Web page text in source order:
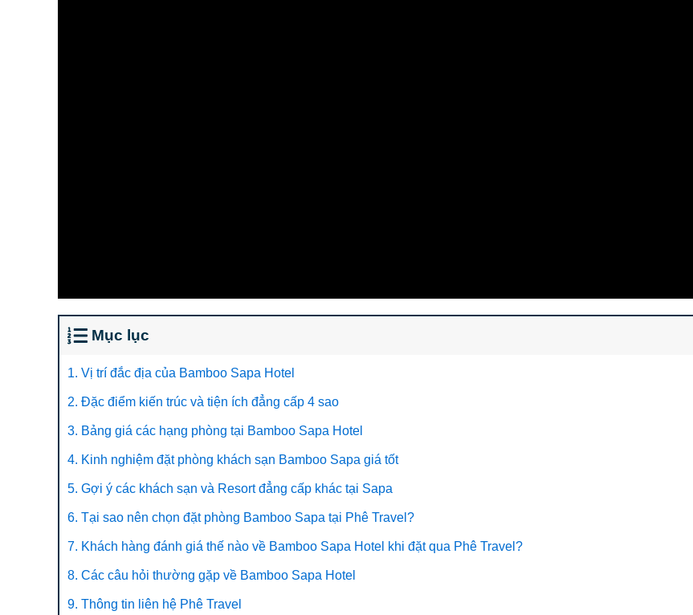
Mục lục
1. Vị trí đắc địa của Bamboo Sapa Hotel
2. Đặc điểm kiến trúc và tiện ích đẳng cấp 4 sao
3. Bảng giá các hạng phòng tại Bamboo Sapa Hotel
4. Kinh nghiệm đặt phòng khách sạn Bamboo Sapa giá tốt
5. Gợi ý các khách sạn và Resort đẳng cấp khác tại Sapa
6. Tại sao nên chọn đặt phòng Bamboo Sapa tại Phê Travel?
7. Khách hàng đánh giá thế nào về Bamboo Sapa Hotel khi đặt qua Phê Travel?
8. Các câu hỏi thường gặp về Bamboo Sapa Hotel
9. Thông tin liên hệ Phê Travel